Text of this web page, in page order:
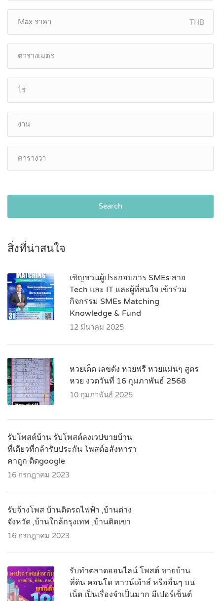
THB
Search
สิ่งที่น่าสนใจ
เชิญชวนผู้ประกอบการ SMEs สาย
Tech และ IT และผู้ที่สนใจ เข้าร่วม
กิจกรรม SMEs Matching
Knowledge & Fund
12 มีนาคม 2025
หวยเด็ด เลขดัง หวยฟรี หวยแม่นๆ สูตร
หวย งวดวันที่ 16 กุมภาพันธ์ 2568
10 กุมภาพันธ์ 2025
รับโพสต์บ้าน รับโพสต์ลงเวปขายบ้าน
ที่เดียวที่กล้ารับประกัน โพสต์อสังหารา
คาถูก ติดgoogle
16 กรกฎาคม 2023
รับจ้างโพส บ้านติดรถไฟฟ้า ,บ้านต่าง
จังหวัด ,บ้านใกล้กรุงเทพ ,บ้านติดเขา
16 กรกฎาคม 2023
รับทำตลาดออนไลน์ โพสต์ ขายบ้าน
ที่ดิน คอนโด ทาวน์เฮ้าส์ หรืออื่นๆ บน
เน็ต เป็นเรื่องจำเป็นมาก มีเปอร์เซ็นต์